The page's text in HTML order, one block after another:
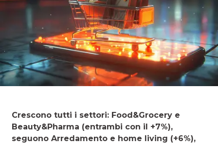
Crescono tutti i settori: Food&Grocery e
Beauty&Pharma (entrambi con il +7%),
seguono Arredamento e home living (+6%),